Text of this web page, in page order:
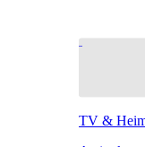
TV &